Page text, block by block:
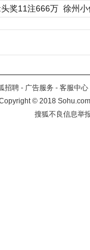
奖11注666万 徐州
招聘 - 广告服务 - 客服中心
©2018
搜狐不良信息举